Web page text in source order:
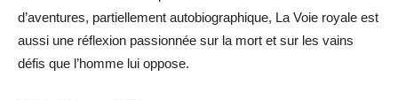
d’aventures, partiellement autobiographique, La Voie royale est
aussi une réflexion passionnée sur la mort et sur les vains
défis que l’homme lui oppose.